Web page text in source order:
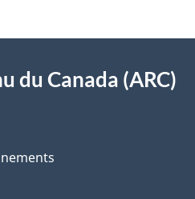
du Canada (ARC)